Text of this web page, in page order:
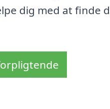
dig med at